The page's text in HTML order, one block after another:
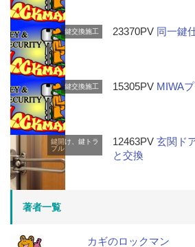
鍵交換施工 23370PV 同一鍵
鍵交換施工 15305PV MIWA
鍵開け、鍵トラ
ブル
12463PV玄関ド
と交換
著者一覧
カギのロックマン